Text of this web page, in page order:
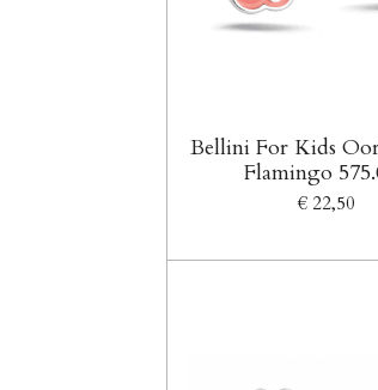
Bellini For Kids
Flamingo
€ 22,50